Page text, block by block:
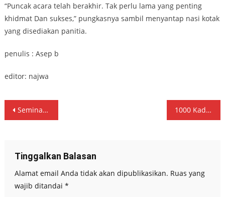
“Puncak acara telah berakhir. Tak perlu lama yang penting
khidmat Dan sukses,” pungkasnya sambil menyantap nasi kotak
yang disediakan panitia.
penulis : Asep b
editor: najwa
Navigasi
Seminar Pengusulan Marsinah Jadi Pahlawan Nasional. Gus Ipul: Marsinah adalah Cermin Keberanian dan Keadilan Sosial. 1000 Kader Ansor, Banser, rijalul ansor dan Himasal Siap jaga Kyai
Tinggalkan Balasan
Alamat email Anda tidak akan dipublikasikan. Ruas yang
wajib ditandai *